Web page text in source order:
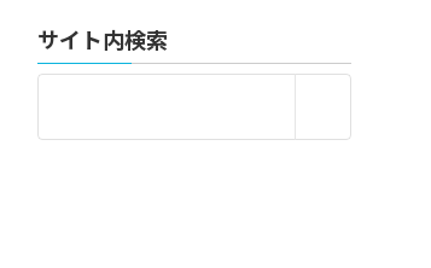
サイト内検索